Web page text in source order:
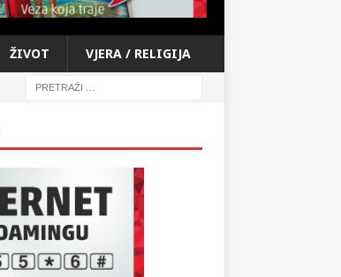
ŽIVOT VJERA / RELIGIJA